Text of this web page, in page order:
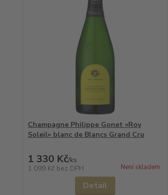
Champagne Philippe Gonet «Roy
Soleil» blanc de Blancs Grand Cru
1 330 Kč/ks
1 099 Kč bez DPH Není skladem
Detail